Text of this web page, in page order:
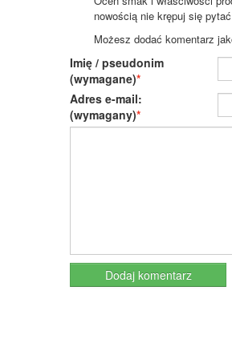
nowością nie krępuj się
Możesz dodać komentarz
Imię / pseudonim
(wymagane)
Adres e-mail:
(wymagany)